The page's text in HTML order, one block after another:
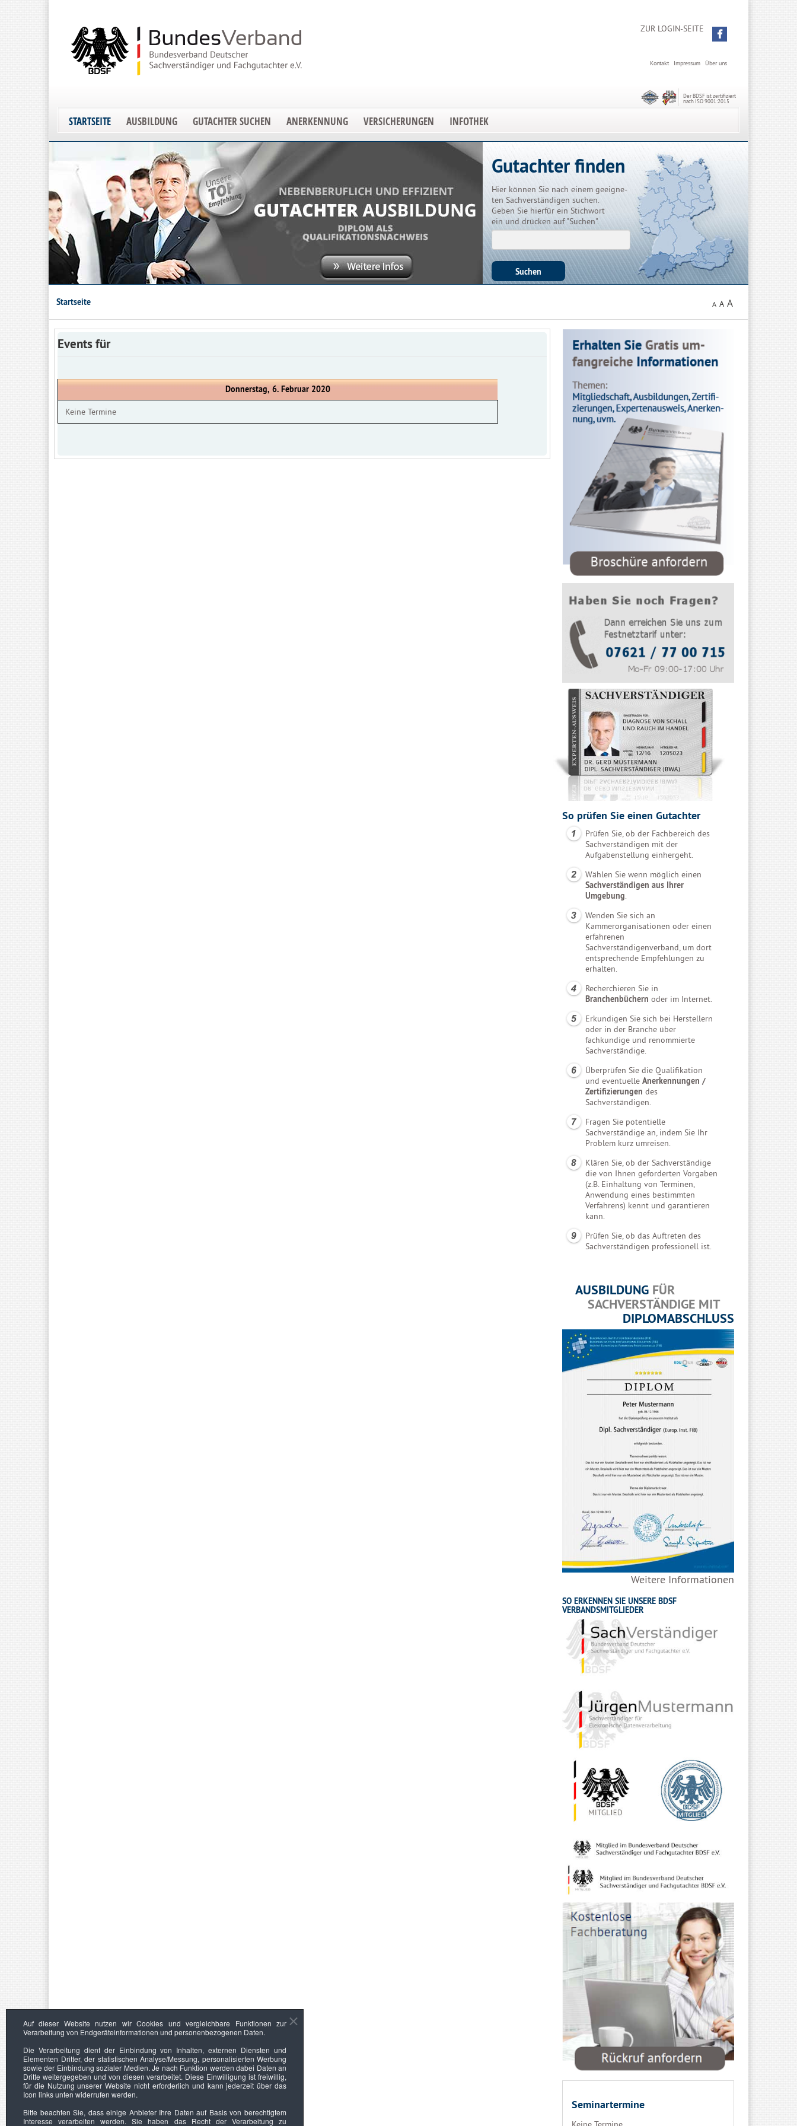
ZUR LOGIN-SEITE
Über uns
Impressum
Kontakt
Der BDSF ist zertifiziert
nach ISO 9001:2015
STARTSEITE AUSBILDUNG GUTACHTER SUCHEN ANERKENNUNG VERSICHERUNGEN INFOTHEK
Gutachter finden
Hier können Sie nach einem geeigne-
ten Sachverständigen suchen.
Geben Sie hierfür ein Stichwort
ein und drücken auf "Suchen".
Startseite A A A
Events für
Donnerstag, 6. Februar 2020
Keine Termine
So prüfen Sie einen Gutachter
Prüfen Sie, ob der Fachbereich des
Sachverständigen mit der
Aufgabenstellung einhergeht.
Wählen Sie wenn möglich einen
Sachverständigen aus Ihrer
Umgebung.
Wenden Sie sich an
Kammerorganisationen oder einen
erfahrenen
Sachverständigenverband, um dort
entsprechende Empfehlungen zu
erhalten.
Recherchieren Sie in
Branchenbüchern oder im Internet.
Erkundigen Sie sich bei Herstellern
oder in der Branche über
fachkundige und renommierte
Sachverständige.
Überprüfen Sie die Qualifikation
und eventuelle Anerkennungen /
Zertifizierungen des
Sachverständigen.
Fragen Sie potentielle
Sachverständige an, indem Sie Ihr
Problem kurz umreisen.
Klären Sie, ob der Sachverständige
die von Ihnen geforderten Vorgaben
(z.B. Einhaltung von Terminen,
Anwendung eines bestimmten
Verfahrens) kennt und garantieren
kann.
Prüfen Sie, ob das Auftreten des
Sachverständigen professionell ist.
AUSBILDUNG FÜR
SACHVERSTÄNDIGE MIT
DIPLOMABSCHLUSS
Weitere Informationen
SO ERKENNEN SIE UNSERE BDSF
VERBANDSMITGLIEDER
Seminartermine
Auf dieser Website nutzen wir Cookies und vergleichbare Funktionen zur
Verarbeitung von Endgeräteinformationen und personenbezogenen Daten.
Die Verarbeitung dient der Einbindung von Inhalten, externen Diensten und
Elementen Dritter, der statistischen Analyse/Messung, personalisierten Werbung
sowie der Einbindung sozialer Medien. Je nach Funktion werden dabei Daten an
Dritte weitergegeben und von diesen verarbeitet. Diese Einwilligung ist freiwillig,
für die Nutzung unserer Website nicht erforderlich und kann jederzeit über das
Icon links unten widerrufen werden.
Bitte beachten Sie, dass einige Anbieter Ihre Daten auf Basis von berechtigtem
Interesse verarbeiten werden. Sie haben das Recht der Verarbeitung zu